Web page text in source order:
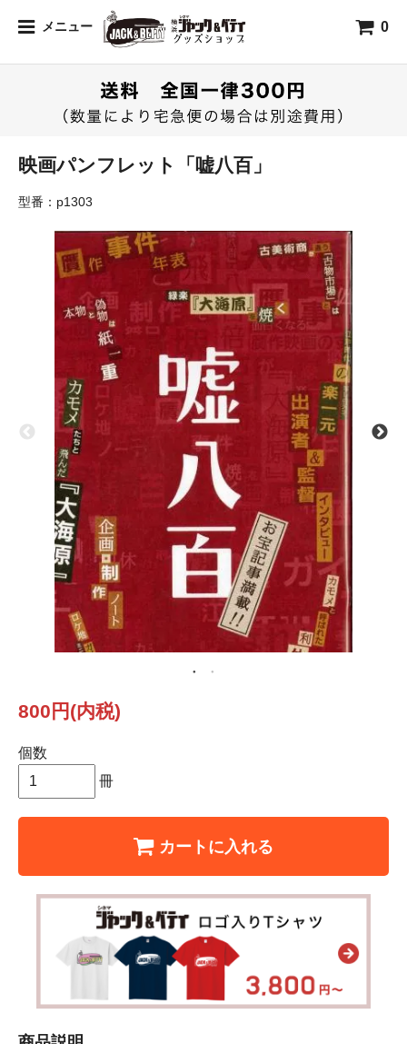
メニュー 0
映画パンフレット「嘘八百」
型番：p1303
800円(内税)
個数
冊
カートに入れる